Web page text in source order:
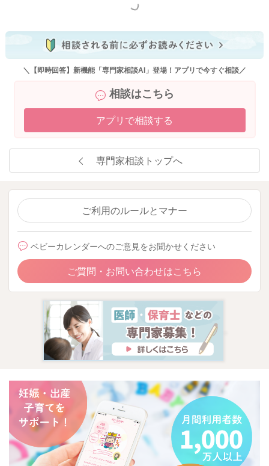
を調整していただけたらと思います。
2025/9/9 9:33
もっと見る
＼【即時回答】新機能「専門家相談AI」登場！アプリで今すぐ相談／
相談はこちら
アプリで相談する
専門家相談トップへ
ご利用のルールとマナー
ベビーカレンダーへのご意見をお聞かせください
ご質問・お問い合わせはこちら